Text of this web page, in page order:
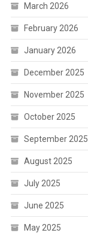
March 2026
February 2026
January 2026
December 2025
November 2025
October 2025
September 2025
August 2025
July 2025
June 2025
May 2025